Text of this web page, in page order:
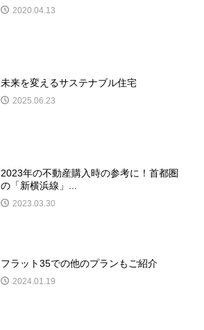
2020.04.13
未来を変えるサステナブル住宅
2025.06.23
2023年の不動産購入時の参考に！首都圏
の「新横浜線」...
2023.03.30
フラット35での他のプランもご紹介
2024.01.19